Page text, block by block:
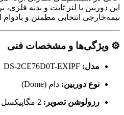
این دوربین با لنز ثابت و بدنه
نیمه‌خارجی انتخابی مطمئن و
⚙️ ویژگی‌ها و مشخصات فنی
مدل:
نوع دوربین: دام (Dome)
رزولوشن تصویر: